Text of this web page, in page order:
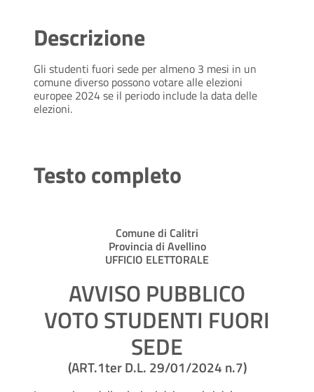
Descrizione
Gli studenti fuori sede per almeno 3 mesi in un
comune diverso possono votare alle elezioni
europee 2024 se il periodo include la data delle
elezioni.
Testo completo
Comune di Calitri
Provincia di Avellino
UFFICIO ELETTORALE
AVVISO PUBBLICO
VOTO STUDENTI FUORI
SEDE
(ART.1ter D.L. 29/01/2024 n.7)